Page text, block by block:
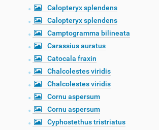
Calopteryx splendens
Calopteryx splendens
Camptogramma bilineata
Carassius auratus
Catocala fraxin
Chalcolestes viridis
Chalcolestes viridis
Cornu aspersum
Cornu aspersum
Cyphostethus tristriatus